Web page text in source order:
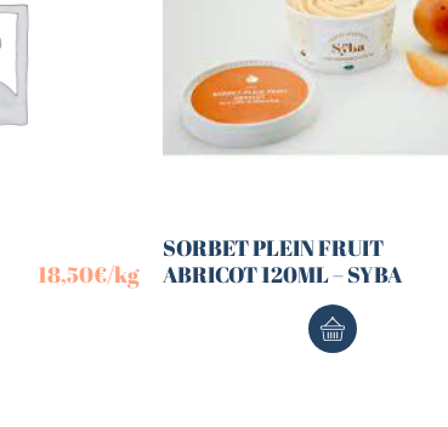
18,50€/kg
SORBET PLEIN FRUIT
ABRICOT 120ML – SYBA